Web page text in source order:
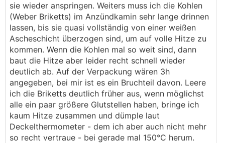
sie wieder anspringen. Weiters muss ich die Kohlen
(Weber Briketts) im Anzündkamin sehr lange drinnen
lassen, bis sie quasi vollständig von einer weißen
Ascheschicht überzogen sind, um auf volle Hitze zu
kommen. Wenn die Kohlen mal so weit sind, dann
baut die Hitze aber leider recht schnell wieder
deutlich ab. Auf der Verpackung wären 3h
angegeben, bei mir ist es ein Bruchteil davon. Leere
ich die Briketts deutlich früher aus, wenn möglichst
alle ein paar größere Glutstellen haben, bringe ich
kaum Hitze zusammen und dümple laut
Deckelthermometer - dem ich aber auch nicht mehr
so recht vertraue - bei gerade mal 150°C herum.